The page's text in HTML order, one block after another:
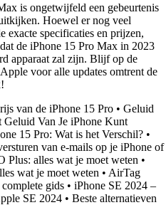
is ongetwijfeld een gebeurtenis
Hoewel er nog veel
exacte specificaties en prijzen,
de iPhone 15 Pro Max in 2023
apparaat zal zijn. Blijf op de
voor alle updates omtrent de
van de iPhone 15 Pro • Geluid
Geluid Van Je iPhone Kunt
15 Pro: Wat is het Verschil? •
van e-mails op je iPhone of
Plus: alles wat je moet weten •
wat je moet weten • AirTag
gids • iPhone SE 2024 –
SE 2024 • Beste alternatieven